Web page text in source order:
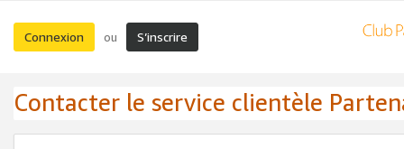
Connexion ou S’inscrire
Contacter le service clientèle